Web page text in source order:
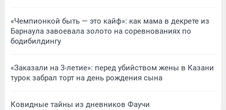
«Чемпионкой быть — это кайф»: как мама в декрете из
Барнаула завоевала золото на соревнованиях по
бодибилдингу
«Заказали на 3-летие»: перед убийством жены в Казани
турок забрал торт на день рождения сына
Ковидные тайны из дневников Фаучи